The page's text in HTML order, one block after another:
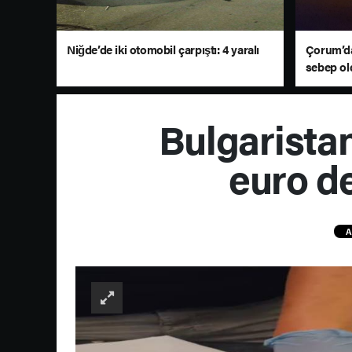
Niğde’de iki otomobil çarpıştı: 4 yaralı
sebep
döndü
euro